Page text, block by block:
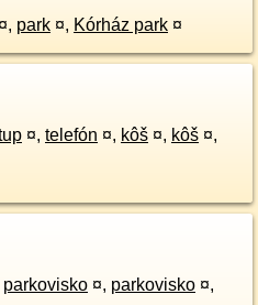
¤, park ¤, Kórház park ¤
¤, telefón ¤, kôš ¤, kôš ¤,
parkovisko ¤, parkovisko ¤,